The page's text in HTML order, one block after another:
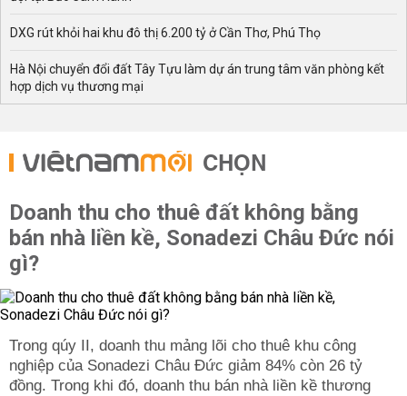
DXG rút khỏi hai khu đô thị 6.200 tỷ ở Cần Thơ, Phú Thọ
Hà Nội chuyển đổi đất Tây Tựu làm dự án trung tâm văn phòng kết
hợp dịch vụ thương mại
CHỌN
Doanh thu cho thuê đất không bằng
bán nhà liền kề, Sonadezi Châu Đức nói
gì?
Trong qúy II, doanh thu mảng lõi cho thuê khu công
nghiệp của Sonadezi Châu Đức giảm 84% còn 26 tỷ
đồng. Trong khi đó, doanh thu bán nhà liền kề thương